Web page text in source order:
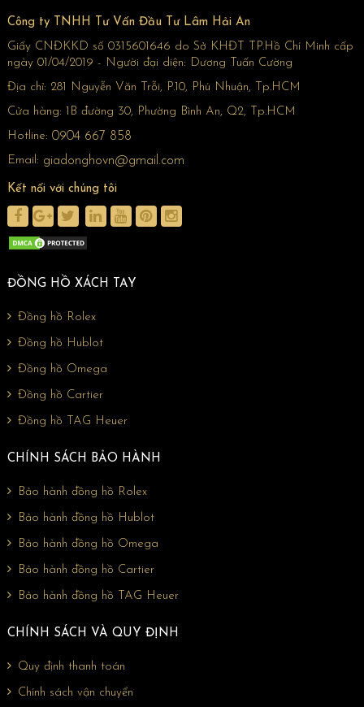
Công ty TNHH Tư Vấn Đầu Tư Lâm Hải An
Giấy CNĐKKD số 0315601646 do Sở KHĐT TP.Hồ Chí Minh cấp
ngày 01/04/2019 - Người đại diện: Dương Tuấn Cường
Địa chỉ: 281 Nguyễn Văn Trỗi, P.10, Phú Nhuận, Tp.HCM
Cửa hàng: 1B đường 30, Phường Bình An, Q2, Tp.HCM
Hotline: 0904 667 858
Email: giadonghovn@gmail.com
Kết nối với chúng tôi
ĐỒNG HỒ XÁCH TAY
Đồng hồ Rolex
Đồng hồ Hublot
Đồng hồ Omega
Đồng hồ Cartier
Đồng hồ TAG Heuer
CHÍNH SÁCH BẢO HÀNH
Bảo hành đồng hồ Rolex
Bảo hành đồng hồ Hublot
Bảo hành đồng hồ Omega
Bảo hành đồng hồ Cartier
Bảo hành đồng hồ TAG Heuer
CHÍNH SÁCH VÀ QUY ĐỊNH
Quy định thanh toán
Chính sách vận chuyển